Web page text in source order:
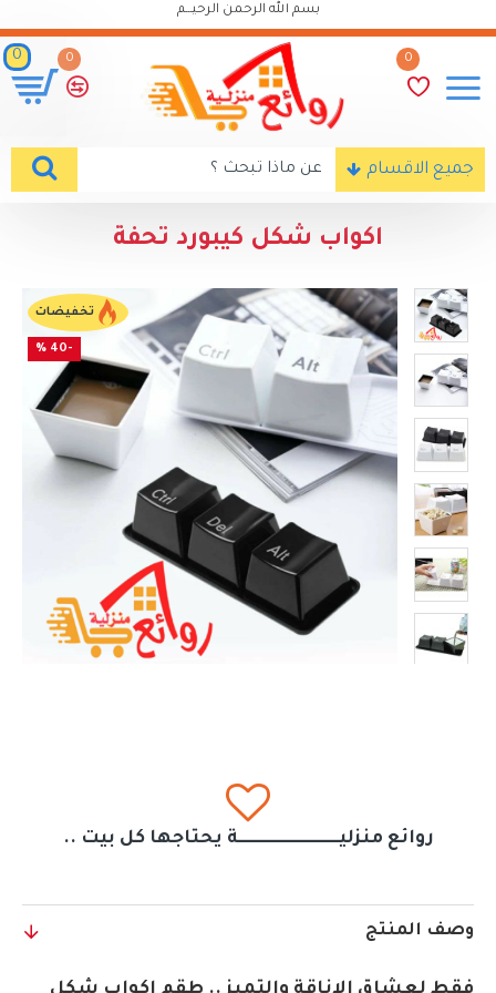
بسم الله الرحمن الرحيـــم
0
0
0
جميع الاقسام
اكواب شكل كيبورد تحفة
تخفيضات
-40 %
روائع منزليــــــــــــــــــــــــــــــة يحتاجها كل بيت ..
وصف المنتج